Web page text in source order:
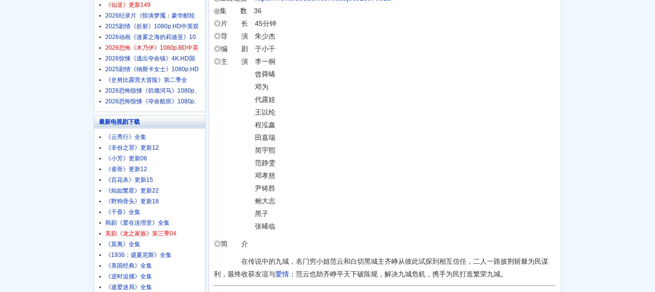
◎集 数 36
◎片 长 45分钟
◎导 演 朱少杰
◎编 剧 于小千
◎主 演 李一桐
曾舜晞
邓为
代露娃
王以纶
程泓鑫
田嘉瑞
简宇熙
范静雯
邓孝慈
尹铸胜
鲍大志
黑子
张晞临
◎简 介
在传说中的九城，名门穷小姐范云和白切黑城主齐峥从彼此试探到相互信任，二人一路披荆斩棘为民谋
利，最终收获友谊与爱情 ；范云也助齐峥平天下破陈规，解决九城危机，携手为民打造繁荣九城。
《仙逆》更新149
2026纪录片《惊涛梦魇：豪华邮轮
2025剧情《折射》1080p.HD中英双
2026动画《迷雾之海的莉迪亚》10
2026恐怖《木乃伊》1080p.BD中英
2026惊悚《逃出夺命镇》4K.HD国
语
2025剧情《纳斯卡女士》1080p.HD
《史努比露营大冒险》第二季全
2026恐怖惊悚《饥饿河马》1080p.
2026恐怖惊悚《夺命航班》1080p.
最新电视剧下载
《云秀行》全集
《非份之罪》更新12
《小芳》更新06
《雀骨》更新12
《百花杀》更新15
《灿如繁星》更新22
《野狗骨头》更新18
《千香》全集
韩剧《爱在连理里》全集
美剧《龙之家族》第三季04
《莫离》全集
《1936：盛夏尼斯》全集
《美国经典》全集
《逆时追捕》全集
《逝爱迷局》全集